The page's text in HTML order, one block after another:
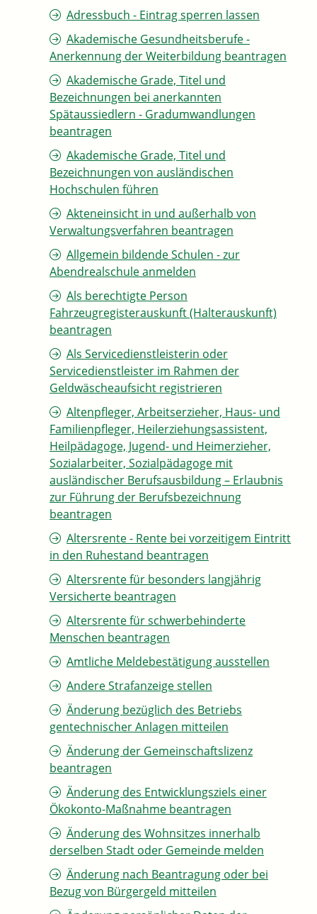
Adressbuch - Eintrag sperren lassen
Akademische Gesundheitsberufe -
Anerkennung der Weiterbildung beantragen
Akademische Grade, Titel und
Bezeichnungen bei anerkannten
Spätaussiedlern - Gradumwandlungen
beantragen
Akademische Grade, Titel und
Bezeichnungen von ausländischen
Hochschulen führen
Akteneinsicht in und außerhalb von
Verwaltungsverfahren beantragen
Allgemein bildende Schulen - zur
Abendrealschule anmelden
Als berechtigte Person
Fahrzeugregisterauskunft (Halterauskunft)
beantragen
Als Servicedienstleisterin oder
Servicedienstleister im Rahmen der
Geldwäscheaufsicht registrieren
Altenpfleger, Arbeitserzieher, Haus- und
Familienpfleger, Heilerziehungsassistent,
Heilpädagoge, Jugend- und Heimerzieher,
Sozialarbeiter, Sozialpädagoge mit
ausländischer Berufsausbildung – Erlaubnis
zur Führung der Berufsbezeichnung
beantragen
Altersrente - Rente bei vorzeitigem Eintritt
in den Ruhestand beantragen
Altersrente für besonders langjährig
Versicherte beantragen
Altersrente für schwerbehinderte
Menschen beantragen
Amtliche Meldebestätigung ausstellen
Andere Strafanzeige stellen
Änderung bezüglich des Betriebs
gentechnischer Anlagen mitteilen
Änderung der Gemeinschaftslizenz
beantragen
Änderung des Entwicklungsziels einer
Ökokonto-Maßnahme beantragen
Änderung des Wohnsitzes innerhalb
derselben Stadt oder Gemeinde melden
Änderung nach Beantragung oder bei
Bezug von Bürgergeld mitteilen